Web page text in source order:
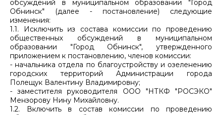
обсуждений в муниципальном образовании "Город
Обнинск" (далее - постановление) следующие
изменения:
1.1. Исключить из состава комиссии по проведению
общественных обсуждений в муниципальном
образовании "Город Обнинск", утвержденного
приложением к постановлению, членов комиссии:
- начальника отдела по благоустройству и озеленению
городских территорий Администрации города
Полещук Валентину Владимировну;
- заместителя руководителя ООО "НТКФ "РОСЭКО"
Мензорову Нину Михайловну.
1.2. Включить в состав комиссии по проведению